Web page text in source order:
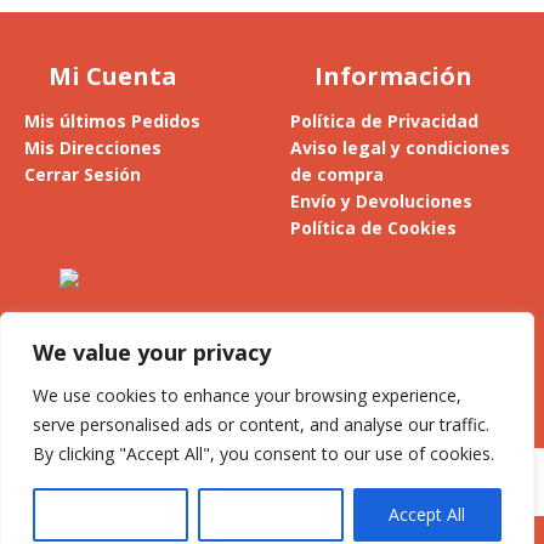
We value your privacy
We use cookies to enhance your browsing experience,
serve personalised ads or content, and analyse our traffic.
By clicking "Accept All", you consent to our use of cookies.
Accept All
Privacidad y cookies: este sitio usa cookies. Si continúas navegando
por él, aceptas su uso.
Para obtener más información, incluido cómo gestionar las cookies,
consulta:Política de cookies
Mi Cuenta
Mis últimos Pedidos
Mis Direcciones
Cerrar Sesión
Información
Política de Privacidad
Aviso legal y condiciones
de compra
Envío y Devoluciones
Política de Cookies
La Rioja (España)
jesus@llaria.com